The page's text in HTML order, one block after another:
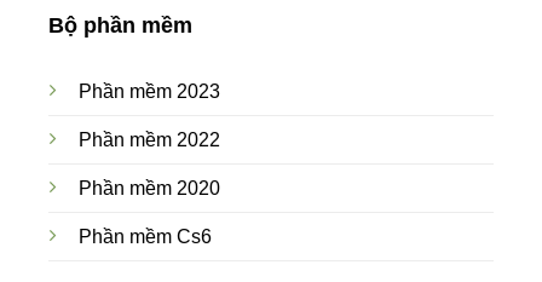
Bộ phần mềm
Phần mềm 2023
Phần mềm 2022
Phần mềm 2020
Phần mềm Cs6